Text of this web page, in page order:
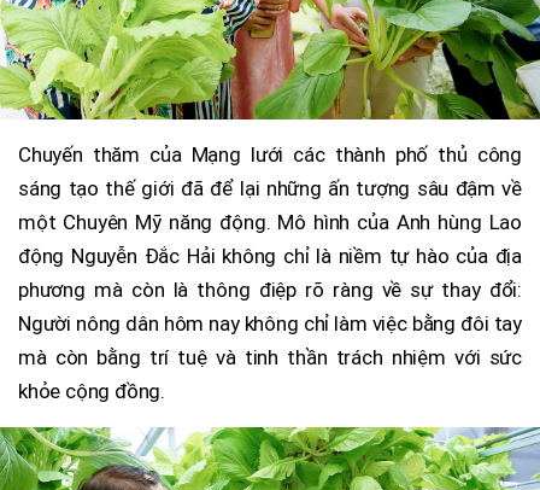
Chuyến thăm của Mạng lưới các thành phố thủ công
sáng tạo thế giới đã để lại những ấn tượng sâu đậm về
một Chuyên Mỹ năng động. Mô hình của Anh hùng Lao
động Nguyễn Đắc Hải không chỉ là niềm tự hào của địa
phương mà còn là thông điệp rõ ràng về sự thay đổi:
Người nông dân hôm nay không chỉ làm việc bằng đôi tay
mà còn bằng trí tuệ và tinh thần trách nhiệm với sức
khỏe cộng đồng.